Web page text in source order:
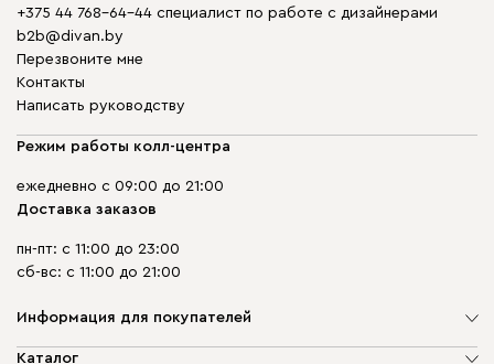
+375 44 768-64-44 специалист по работе с дизайнерами
b2b@divan.by
Перезвоните мне
Контакты
Написать руководству
Режим работы колл-центра
ежедневно с 09:00 до 21:00
Доставка заказов
пн-пт: с 11:00 до 23:00
сб-вс: с 11:00 до 21:00
Информация для покупателей
О компании
Каталог